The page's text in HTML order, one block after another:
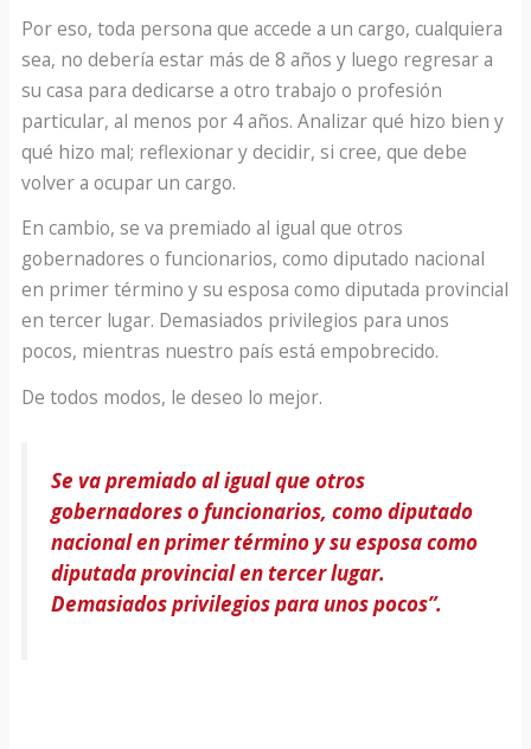
Por eso, toda persona que accede a un cargo, cualquiera
sea, no debería estar más de 8 años y luego regresar a
su casa para dedicarse a otro trabajo o profesión
particular, al menos por 4 años. Analizar qué hizo bien y
qué hizo mal; reflexionar y decidir, si cree, que debe
volver a ocupar un cargo.
En cambio, se va premiado al igual que otros
gobernadores o funcionarios, como diputado nacional
en primer término y su esposa como diputada provincial
en tercer lugar. Demasiados privilegios para unos
pocos, mientras nuestro país está empobrecido.
De todos modos, le deseo lo mejor.
Se va premiado al igual que otros
gobernadores o funcionarios, como diputado
nacional en primer término y su esposa como
diputada provincial en tercer lugar.
Demasiados privilegios para unos pocos”.